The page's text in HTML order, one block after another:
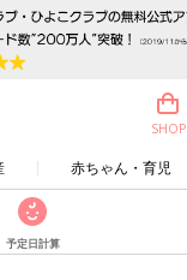
赤ちゃん・育児
SHOP
予定日計算